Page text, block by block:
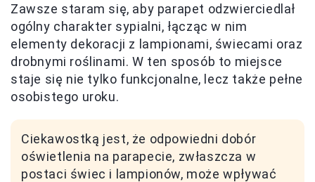
Zawsze staram się, aby parapet odzwierciedlał
ogólny charakter sypialni, łącząc w nim
elementy dekoracji z lampionami, świecami oraz
drobnymi roślinami. W ten sposób to miejsce
staje się nie tylko funkcjonalne, lecz także pełne
osobistego uroku.
Ciekawostką jest, że odpowiedni dobór
oświetlenia na parapecie, zwłaszcza w
postaci świec i lampionów, może wpływać